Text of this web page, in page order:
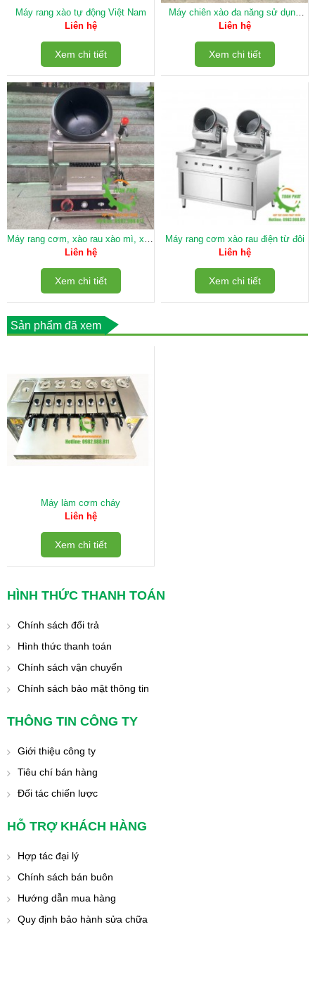
Máy rang xào tự động Việt Nam
Liên hệ
Xem chi tiết
Máy chiên xào đa năng sử dụng
điện điều khiển cảm ứng
Liên hệ
Xem chi tiết
Máy rang cơm, xào rau xào mì, xào
miến dùng gas đơn
Liên hệ
Xem chi tiết
Máy rang cơm xào rau điện từ đôi
Liên hệ
Xem chi tiết
Sản phẩm đã xem
Máy làm cơm cháy
Liên hệ
Xem chi tiết
HÌNH THỨC THANH TOÁN
Chính sách đổi trả
Hình thức thanh toán
Chính sách vận chuyển
Chính sách bảo mật thông tin
THÔNG TIN CÔNG TY
Giới thiệu công ty
Tiêu chí bán hàng
Đối tác chiến lược
HỖ TRỢ KHÁCH HÀNG
Hợp tác đại lý
Chính sách bán buôn
Hướng dẫn mua hàng
Quy định bảo hành sửa chữa